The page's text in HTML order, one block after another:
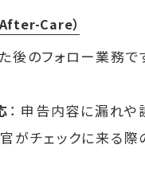
Care）
後のフォロー業務で
： 申告内容に漏れや
がチェックに来る際